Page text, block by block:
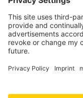
Barrierefreiheit
Wir bemühen uns,
Einige Inhalte und
vollständig zugänglich.
benötigen,